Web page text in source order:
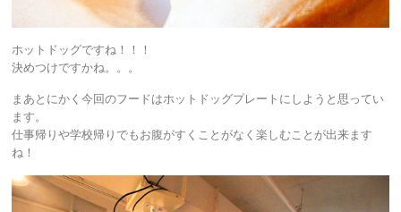
ホットドッグですね！！！
決めつけですかね。。。
まあとにかく今回のフードはホットドッグプレートにしようと思ってい
ます。
仕事帰りや学校帰りでもお腹がすくことがなく楽しむことが出来ます
ね！